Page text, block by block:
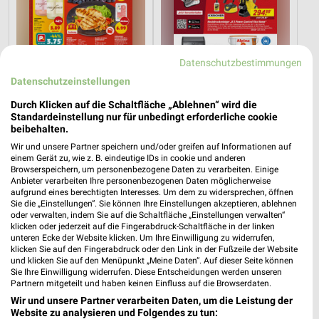
Angebote ab 03.08.
Noch morgen gültig
Angebote ab 01.08.
Noch heute gültig
XXXLutz XXXLutz
Datenschutzbestimmungen
Datenschutzeinstellungen
Durch Klicken auf die Schaltfläche „Ablehnen“ wird die
Standardeinstellung nur für unbedingt erforderliche cookie
beibehalten.
Wir und unsere Partner speichern und/oder greifen auf Informationen auf
einem Gerät zu, wie z. B. eindeutige IDs in cookie und anderen
Browserspeichern, um personenbezogene Daten zu verarbeiten. Einige
Anbieter verarbeiten Ihre personenbezogenen Daten möglicherweise
aufgrund eines berechtigten Interesses. Um dem zu widersprechen, öffnen
Sie die „Einstellungen“. Sie können Ihre Einstellungen akzeptieren, ablehnen
oder verwalten, indem Sie auf die Schaltfläche „Einstellungen verwalten“
klicken oder jederzeit auf die Fingerabdruck-Schaltfläche in der linken
unteren Ecke der Website klicken. Um Ihre Einwilligung zu widerrufen,
klicken Sie auf den Fingerabdruck oder den Link in der Fußzeile der Website
und klicken Sie auf den Menüpunkt „Meine Daten“. Auf dieser Seite können
Sie Ihre Einwilligung widerrufen. Diese Entscheidungen werden unseren
Partnern mitgeteilt und haben keinen Einfluss auf die Browserdaten.
Wir und unsere Partner verarbeiten Daten, um die Leistung der
Website zu analysieren und Folgendes zu tun: